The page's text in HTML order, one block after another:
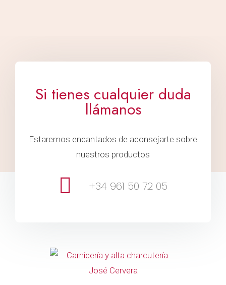
Si tienes cualquier duda
llámanos
Estaremos encantados de aconsejarte sobre
nuestros productos
+34 961 50 72 05